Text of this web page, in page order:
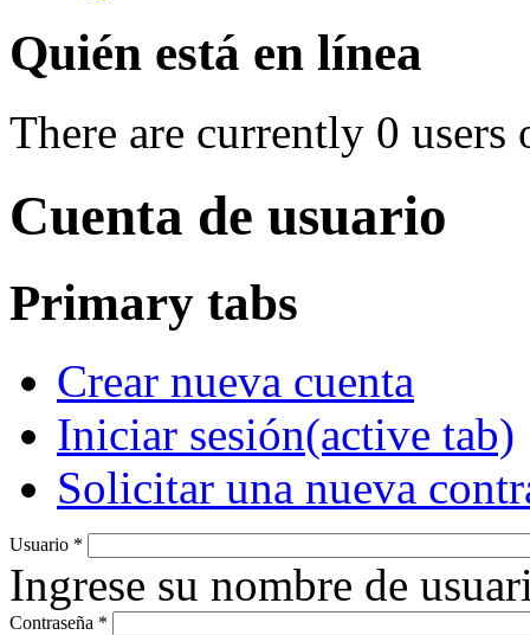
Quién está en línea
There are currently 0 users
Cuenta de usuario
Primary tabs
Crear nueva cuenta
Iniciar sesión(active tab)
Solicitar una nueva
Usuario *
Ingrese su nombre de
Contraseña *